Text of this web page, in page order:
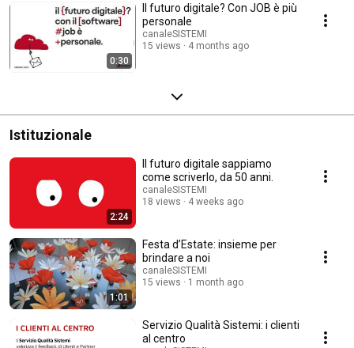
0:30
Il futuro digitale? Con JOB è più
personale
canaleSISTEMI
15 views
4 months ago
Istituzionale
2:24
Il futuro digitale sappiamo
come scriverlo, da 50 anni.
canaleSISTEMI
18 views
4 weeks ago
1:01
Festa d’Estate: insieme per
brindare a noi
canaleSISTEMI
15 views
1 month ago
Servizio Qualità Sistemi: i clienti
al centro